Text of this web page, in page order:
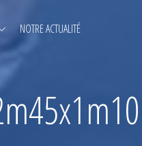
NOTRE ACTUALITÉ